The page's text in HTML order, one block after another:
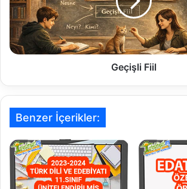
ş
l
i
F
i
Geçişli Fiil
Benzer İçerikler: